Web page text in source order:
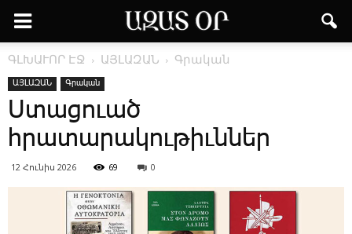
ԳԼԽԱՒՈՐ ԷՋ ԱՅԼԱԶԱՆ Գրական
ԱՅԼԱԶԱՆ Գրական
Ս­տա­ցո­ւած
հրատարակութիւններ
12 Հունիս 2026 69 0